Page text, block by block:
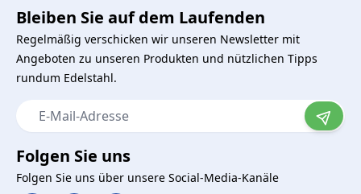
Bleiben Sie auf dem Laufenden
Regelmäßig verschicken wir unseren Newsletter mit
Angeboten zu unseren Produkten und nützlichen Tipps
rundum Edelstahl.
E-Mail-Adresse
Folgen Sie uns
Folgen Sie uns über unsere Social-Media-Kanäle